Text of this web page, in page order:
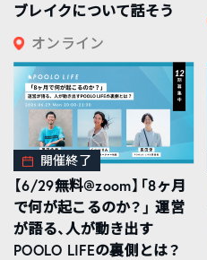
ブレイクについて話そう
オンライン
開催終了
【6/29無料@zoom】「8ヶ月
で何が起こるのか？」 運営
が語る、人が動き出す
POOLO LIFEの裏側とは？